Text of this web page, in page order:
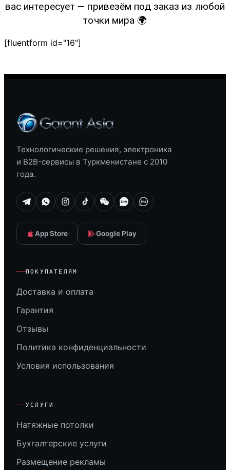
вас интересует — привезём под заказ из любой
точки мира 🌍
[fluentform id="16"]
Технологические решения, электроника
и B2B-сервисы в Туркменистане с 2010
года.
App Store Google Play
ПОКУПАТЕЛЯМ
Доставка и оплата
Гарантия
Отзывы
Политика конфиденциальности
Условия использования
УСЛУГИ
Натяжные потолки
Бухгалтерские услуги
Размещение рекламы